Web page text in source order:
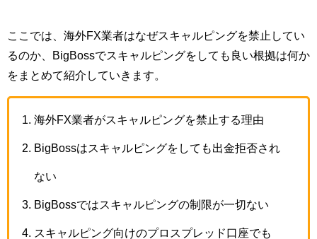
ここでは、海外FX業者はなぜスキャルピングを禁止してい
るのか、BigBossでスキャルピングをしても良い根拠は何か
をまとめて紹介していきます。
海外FX業者がスキャルピングを禁止する理由
BigBossはスキャルピングをしても出金拒否され
ない
BigBossではスキャルピングの制限が一切ない
スキャルピング向けのプロスプレッド口座でも